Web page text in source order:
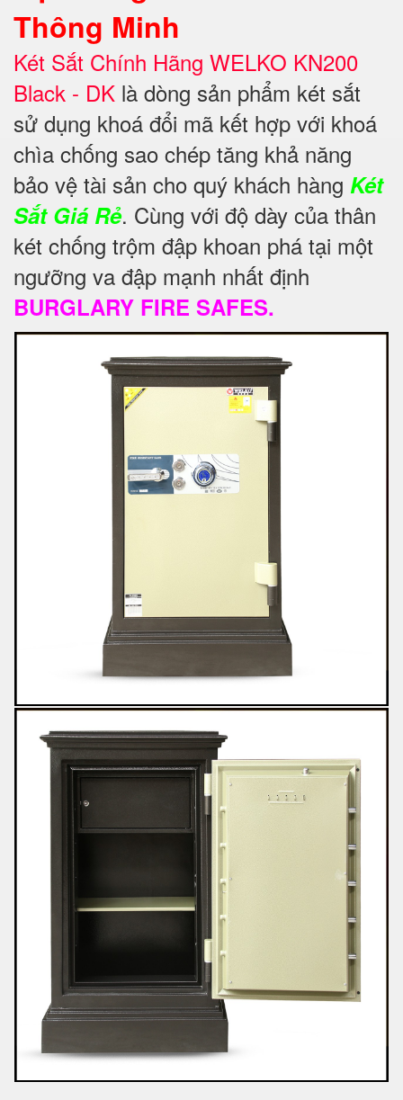
Thông Minh
Két Sắt Chính Hãng WELKO KN200
Black - DK là dòng sản phẩm két sắt
sử dụng khoá đổi mã kết hợp với khoá
chìa chống sao chép tăng khả năng
bảo vệ tài sản cho quý khách hàng Két
Sắt Giá Rẻ. Cùng với độ dày của thân
két chống trộm đập khoan phá tại một
ngưỡng va đập mạnh nhất định
BURGLARY FIRE SAFES.